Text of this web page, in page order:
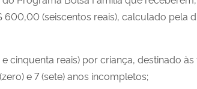
(seiscentos reais), calculado pela
cinquenta reais) por criança, destinado
e 7 (sete) anos incompletos;